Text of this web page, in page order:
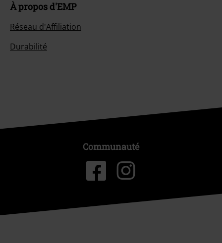
À propos d'EMP
Réseau d'Affiliation
Durabilité
Communauté